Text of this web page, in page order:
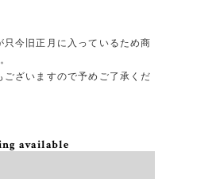
今旧正月に入っているため商
ざいますので予めご了承くだ
available